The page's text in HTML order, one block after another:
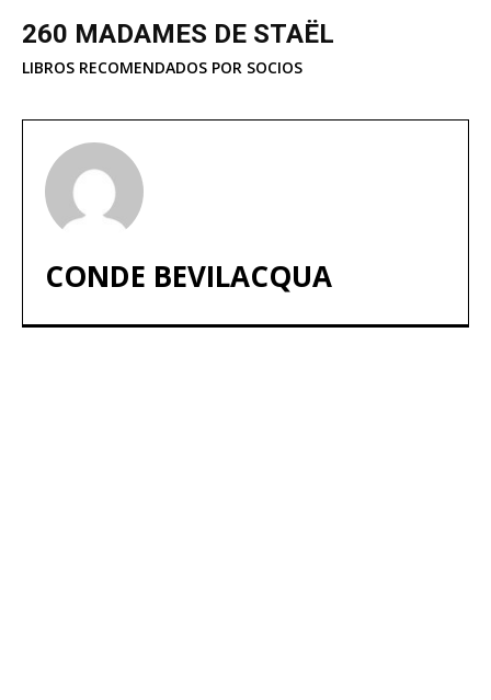
260 MADAMES DE STAËL
LIBROS RECOMENDADOS POR SOCIOS
CONDE BEVILACQUA